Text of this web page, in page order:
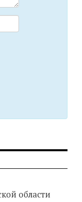
области